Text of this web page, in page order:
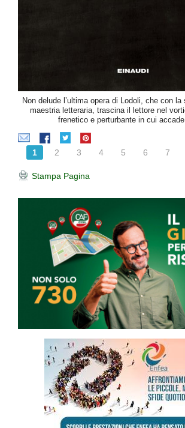
Non delude l’ultima opera di Lodoli, che con
maestria letteraria, trascina il lettore nel
frenetico e perturbante in cui
1 2 3 4 5 6 7
Stampa Pagina